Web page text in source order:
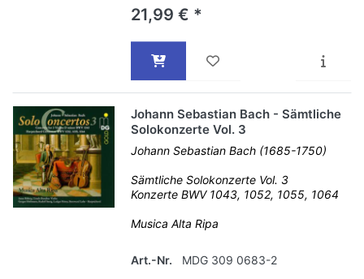
21,99 € *
Johann Sebastian Bach - Sämtliche
Solokonzerte Vol. 3
Johann Sebastian Bach (1685-1750)
Sämtliche Solokonzerte Vol. 3
Konzerte BWV 1043, 1052, 1055, 1064
Musica Alta Ripa
Art.-Nr. MDG 309 0683-2